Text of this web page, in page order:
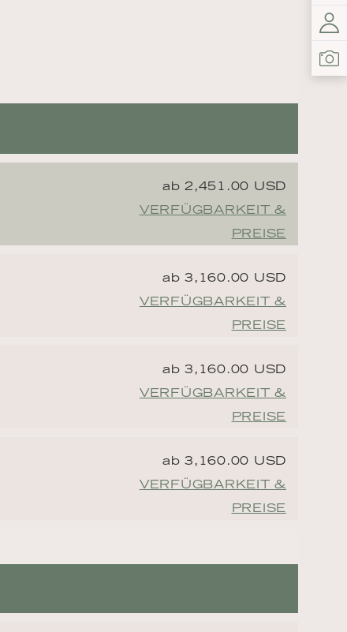
ab 2,451.00 USD
VERFÜGBARKEIT &
PREISE
ab 3,160.00 USD
VERFÜGBARKEIT &
PREISE
ab 3,160.00 USD
VERFÜGBARKEIT &
PREISE
ab 3,160.00 USD
VERFÜGBARKEIT &
PREISE